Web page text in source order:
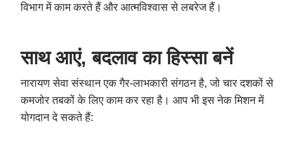
विभाग में काम करते हैं और आत्मविश्वास से लबरेज हैं।
साथ आएं,बदलाव का हिस्सा बनें
नारायण सेवा संस्थान एक गैर-लाभकारी संगठन है,जो चार दशकों से
कमजोर तबकों के लिए काम कर रहा है। आप भी इस नेक मिशन में
योगदान दे सकते हैं: